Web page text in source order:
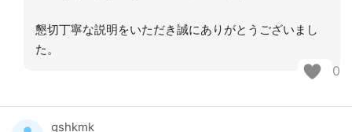
懇切丁寧な説明をいただき誠にありがとうございまし
た。
0
gshkmk